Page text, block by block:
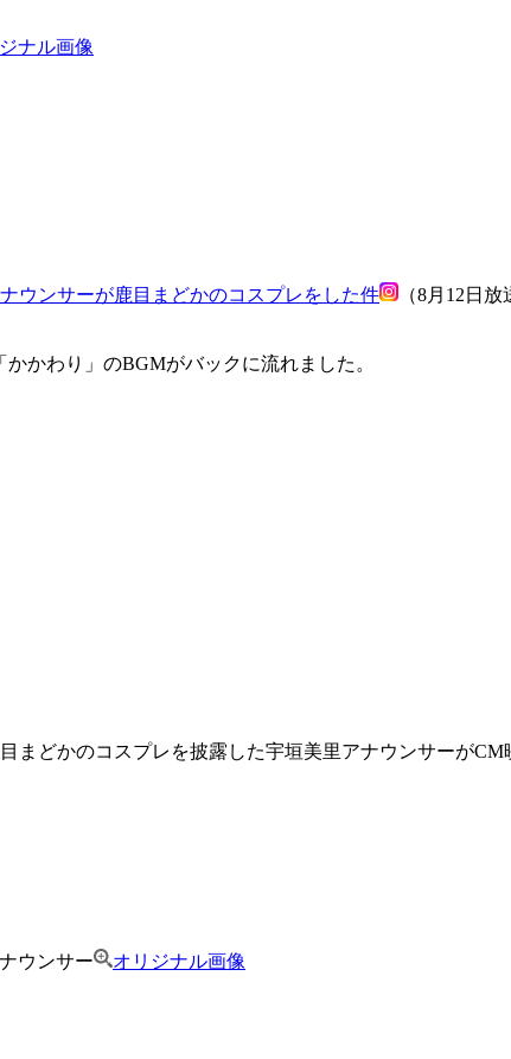
ナル画像
ウンサーが鹿目まどかのコスプレをした件
（8月12日
かわり」のBGMがバックに流れました。
どかのコスプレを披露した宇垣美里アナウンサーがCM
ウンサー オリジナル画像